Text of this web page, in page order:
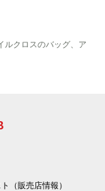
ルクロスのバッグ、ア
（販売店情報）